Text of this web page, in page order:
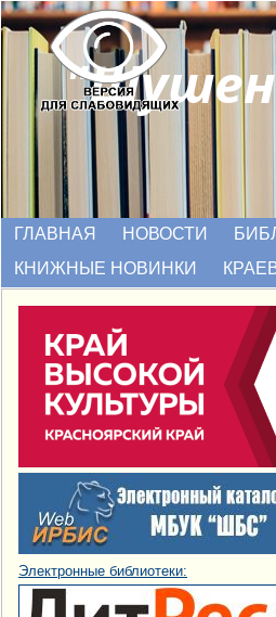
ГЛАВНАЯ НОВОСТИ
КНИЖНЫЕ НОВИНКИ
Электронные библиотеки: